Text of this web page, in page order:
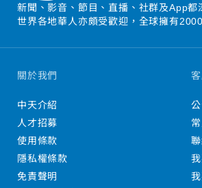
新聞、影音、節目、直播、社群及App都
世界各地華人亦頗受歡迎，全球擁有
關於我們
中天介紹
人才招募
使用條款
隱私權條款
免責聲明